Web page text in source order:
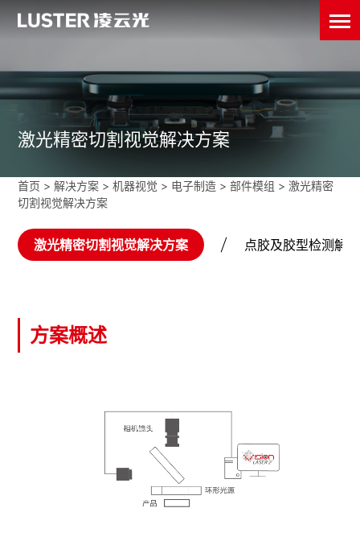
激光精密切割视觉解决方案
首页 >解决方案 >机器视觉 > 电子制造 >部件模组 >激光精密
切割视觉解决方案
激光精密切割视觉解决方案 点胶及胶型检测解
方案概述